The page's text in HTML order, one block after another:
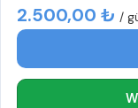
2.500,00 ₺ /